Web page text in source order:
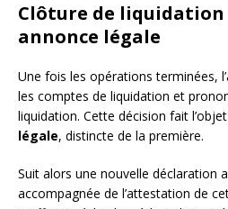
Clôture de liquidation
annonce légale
Une fois les opérations terminées,
les comptes de liquidation et
liquidation. Cette décision fait
légale, distincte de la première.
Suit alors une nouvelle déclaration
accompagnée de l’attestation de